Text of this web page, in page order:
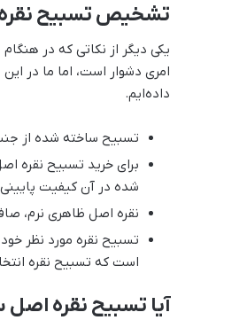
تشخیص تسبیح نقره
یکی دیگر از نکاتی که در
امری دشوار است، اما ما در
داده‌ایم.
تسبیح ساخته شده از
برای خرید تسبیح نقره
شده در آن کیفیت پایینی
نقره اصل ظاهری نرم،
تسبیح نقره مورد نظر
است که تسبیح نقره
آیا تسبیح نقره